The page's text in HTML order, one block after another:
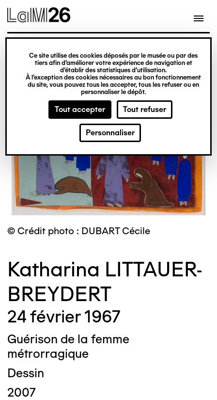
Gestion des cookies
Ce site utilise des cookies déposés par le musée ou par des
tiers afin d’améliorer votre expérience de navigation et
d’établir des statistiques d’utilisation.
À l’exception des cookies nécessaires au bon fonctionnement
du site, vous pouvez tous les accepter, tous les refuser ou en
personnaliser le dépôt.
Tout accepter Tout refuser
Personnaliser
contenu
© Crédit photo : DUBART Cécile
Katharina LITTAUER-
BREYDERT
24 février 1967
Guérison de la femme
métrorragique
Dessin
2007